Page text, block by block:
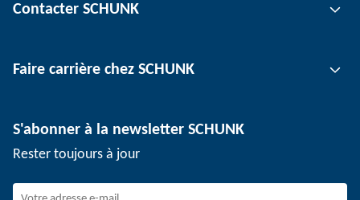
Technologie d'automatisation
Technologie de serrage de pièce
Contacter SCHUNK
Sites
Événements
Faire carrière chez SCHUNK
SCHUNK en tant qu'employeur
Rejoindre SCHUNK
S'abonner à la newsletter SCHUNK
Rester toujours à jour